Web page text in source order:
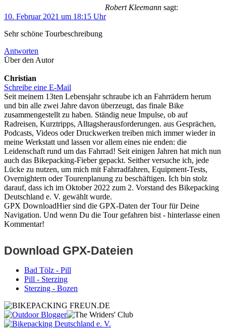
Robert Kleemann sagt:
10. Februar 2021 um 18:15 Uhr
Sehr schöne Tourbeschreibung
Antworten
Über den Autor
Christian
Schreibe eine E-Mail
Seit meinem 13ten Lebensjahr schraube ich an Fahrrädern herum
und bin alle zwei Jahre davon überzeugt, das finale Bike
zusammengestellt zu haben. Ständig neue Impulse, ob auf
Radreisen, Kurztripps, Alltagsherausforderungen. aus Gesprächen,
Podcasts, Videos oder Druckwerken treiben mich immer wieder in
meine Werkstatt und lassen vor allem eines nie enden: die
Leidenschaft rund um das Fahrrad! Seit einigen Jahren hat mich nun
auch das Bikepacking-Fieber gepackt. Seither versuche ich, jede
Lücke zu nutzen, um mich mit Fahrradfahren, Equipment-Tests,
Overnightern oder Tourenplanung zu beschäftigen. Ich bin stolz
darauf, dass ich im Oktober 2022 zum 2. Vorstand des Bikepacking
Deutschland e. V. gewählt wurde.
GPX DownloadHier sind die GPX-Daten der Tour für Deine
Navigation. Und wenn Du die Tour gefahren bist - hinterlasse einen
Kommentar!
Download GPX-Dateien
Bad Tölz - Pill
Pill - Sterzing
Sterzing - Bozen